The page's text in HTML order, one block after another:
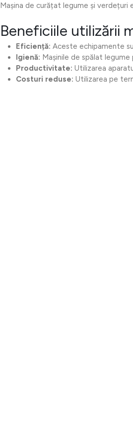
Mașina de curățat legume și
Beneficiile utilizării
Eficiență: Aceste echipamente
Igienă: Mașinile de spălat legume
Productivitate: Utilizarea
Costuri reduse: Utilizarea pe